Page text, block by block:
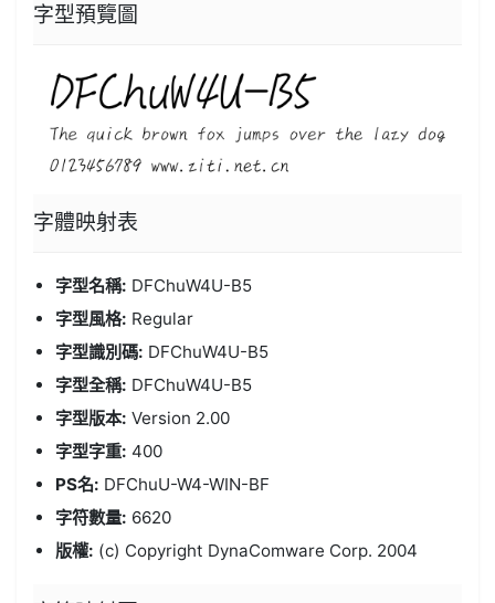
字型預覽圖
字體映射表
字型名稱: DFChuW4U-B5
字型風格: Regular
字型識別碼: DFChuW4U-B5
字型全稱: DFChuW4U-B5
字型版本: Version 2.00
字型字重: 400
PS名: DFChuU-W4-WIN-BF
字符數量: 6620
版權: (c) Copyright DynaComware Corp. 2004